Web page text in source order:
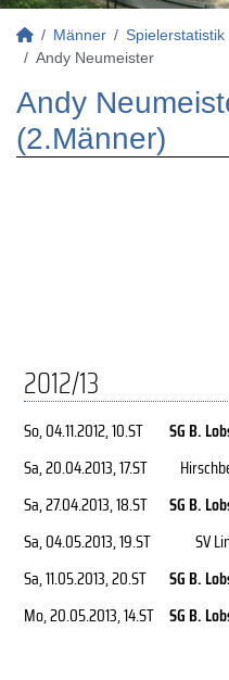
Männer Spielerstatistik
Andy Neumeister
Andy
(2.Männer)
2012/13
So, 04.11.2012, 10.ST SG B.
Sa, 20.04.2013, 17.ST
Sa, 27.04.2013, 18.ST SG B.
Sa, 04.05.2013, 19.ST SV
Sa, 11.05.2013, 20.ST SG B.
Mo, 20.05.2013, 14.ST SG B.